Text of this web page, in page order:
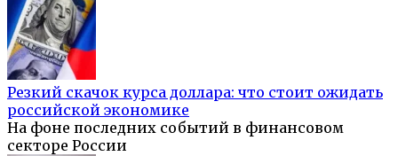
Резкий скачок курса доллара: что стоит ожидать
российской экономике
На фоне последних событий в финансовом
секторе России